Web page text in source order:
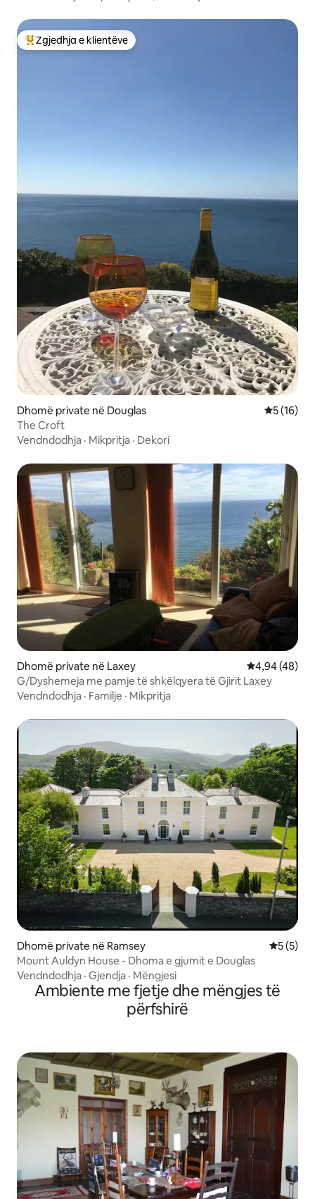
Më të mirat e zgjedhjeve të klientëve
Zgjedhja e klientëve
Dhomë private në Douglas Vlerësimi
5 (16)
The Croft
Vendndodhja · Mikpritja · Dekori
Dhomë private në Laxey Vlerësimi
4,94 (48)
G/Dyshemeja me pamje të shkëlqyera të Gjirit Laxey
Vendndodhja · Familje · Mikpritja
Dhomë private në Ramsey
5 (5)
Mount Auldyn House - Dhoma e gjumit e Douglas
Vendndodhja · Gjendja · Mëngjesi
Ambiente me fjetje dhe mëngjes të
përfshirë